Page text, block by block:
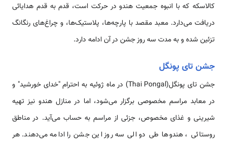
کالاسکه که با انبوه جمعیت هندو در حرکت است، قدم به قدم هدایائی
دریافت می‌دارد. معبد مقصد با پارچه‌ها، پلاستیک‌ها، و چراغ‌های رنگانگ
تزئین شده و به مدت سه روز جشن در آن ادامه دارد.
جشن تای پونگل
جشن تای پونگل(Thai Pongal) در ماه ژوئیه به احترام "خدای خورشید" و
در معابد مراسم مخصوصی برگزار می‌شود، اما در منازل هندو نیز تهیه
شیرینی و غذای مخصوص، جزئی از مراسم به حساب می‌آید. در مناطق
روستائی ، هندوها طی دو الی سه روز این جشن را ادامه می‌دهند. هر